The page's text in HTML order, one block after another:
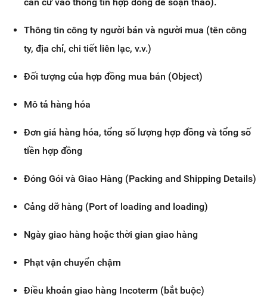
Thông tin công ty người bán và người mua (tên công
ty, địa chỉ, chi tiết liên lạc, v.v.)
Đối tượng của hợp đồng mua bán (Object)
Mô tả hàng hóa
Đơn giá hàng hóa, tổng số lượng hợp đồng và tổng số
tiền hợp đồng
Đóng Gói và Giao Hàng (Packing and Shipping Details)
Cảng dỡ hàng (Port of loading and loading)
Ngày giao hàng hoặc thời gian giao hàng
Phạt vận chuyển chậm
Điều khoản giao hàng Incoterm (bắt buộc)